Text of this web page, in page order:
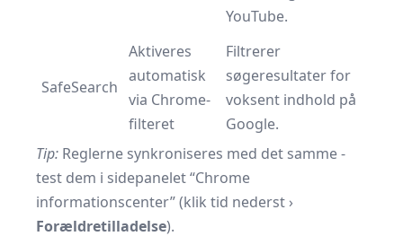
YouTube.
SafeSearch
Aktiveres
automatisk
via Chrome-
filteret
Filtrerer
søgeresultater for
voksent indhold på
Google.
Tip: Reglerne synkroniseres med det samme -
test dem i sidepanelet “Chrome
informationscenter” (klik tid nederst ›
Forældretilladelse).